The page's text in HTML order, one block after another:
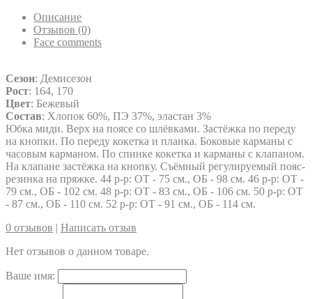
Описание
Отзывов (0)
Face comments
Сезон: Демисезон
Рост: 164, 170
Цвет: Бежевый
Состав: Хлопок 60%, ПЭ 37%, эластан 3%
Юбка миди. Верх на поясе со шлёвками. Застёжка по переду
на кнопки. По переду кокетка и планка. Боковые карманы с
часовым карманом. По спинке кокетка и карманы с клапаном.
На клапане застёжка на кнопку. Съёмный регулируемый пояс-
резинка на пряжке. 44 р-р: ОТ - 75 см., ОБ - 98 см. 46 р-р: ОТ -
79 см., ОБ - 102 см. 48 р-р: ОТ - 83 см., ОБ - 106 см. 50 р-р: ОТ
- 87 см., ОБ - 110 см. 52 р-р: ОТ - 91 см., ОБ - 114 см.
0 отзывов | Написать отзыв
Нет отзывов о данном товаре.
Ваше имя: